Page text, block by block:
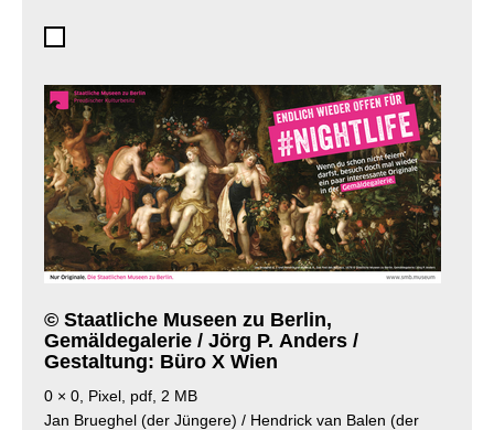
© Staatliche Museen zu Berlin,
Gemäldegalerie / Jörg P. Anders /
Gestaltung: Büro X Wien
0 × 0, Pixel, pdf, 2 MB
Jan Brueghel (der Jüngere) / Hendrick van Balen (der